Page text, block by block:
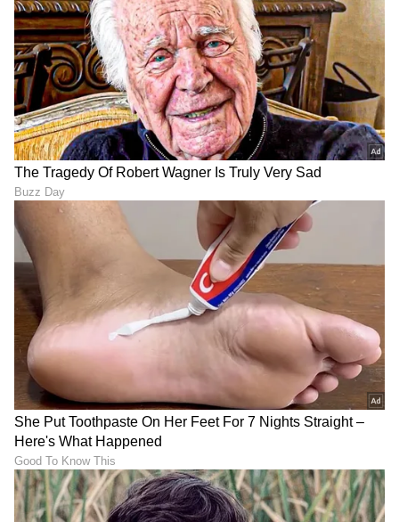
* ನಾಡಿನ ಇತಿಹಾಸದಲ್ಲಿಯೇ ಅತಿಹೆಚ್ಚು ಬಜೆಟ್‌ಗಳನ್ನು
ಮಂಡಿಸುವ ಅವಕಾಶ ಲಭ್ಯವಾಗಿದ್ದರ ಬಗ್ಗೆ ನನಗೆ ತೃಪ್ತಿ ಇದೆ.
ನಾನು ಮಂಡಿಸಿದ ಹದಿನೇಳು ಬಜೆಟ್‌ಗಳಲ್ಲಿಯೂ ಸಾಮಾಜಿಕ
ನ್ಯಾಯ ಹಾಗೂ ಅಭಿವೃದ್ಧಿಪರವಾದ ಯೋಜನೆಗಳಿಗೆ ಸಮಾನ
ಪ್ರಾಶಸ್ತ್ಯವನ್ನು ನೀಡಿದ್ದೇನೆ.
- ನಾಡು ಕಂಡ ಸುದೀರ್ಘ ಅವಧಿಯ ಮುಖ್ಯಮಂತ್ರಿ ಎಂದು
ಇತಿಹಾಸದಲ್ಲಿ ದಾಖಲಾಗುವುದಕ್ಕಿಂತ ಹೆಚ್ಚಾಗಿ ನಾಡಿನ
ಅಭಿವೃದ್ಧಿಗೆ, ನಾಡಿನ ಜನತೆಯ ಏಳಿಗೆಗೆ ಕಾರಣವಾಗುವಂತಹ
ಮಹತ್ವದ ಯೋಜನೆಗಳನ್ನು ನೀಡಿದ ಮುಖ್ಯಮಂತ್ರಿ
ನಾನಾಗಬೇಕು ಎನ್ನುವ ಹಂಬಲದಿಂದ ಇಲ್ಲಿಯವರೆಗೆ
ಶ್ರದ್ಧೆಯಿಂದ ಕೆಲಸ ಮಾಡಿದ್ದೇನೆ.
* ಕರ್ನಾಟಕದ ಜನತೆ, ವಿಶೇಷವಾಗಿ ನಾಡಿನ
ಮೂಲೆಮೂಲೆಗಳಲ್ಲಿರುವ ದೀನದಲಿತರು, ದಮನಿತರು,
ದನಿಯಿಲ್ಲದವರು, ಅಶಕ್ತರು, ಸಾಮಾಜಿಕವಾಗಿ, ಆರ್ಥಿಕವಾಗಿ
ಹಿಂದುಳಿದವರು ನನ್ನನ್ನು ತಮ್ಮ ದನಿಯಾಗಿಸಿಕೊಂಡಿದ್ದಕ್ಕೆ
ನಾನು ಚಿರಋಣಿಯಾಗಿರುತ್ತೇನೆ. ಅವರು ನನ್ನಲ್ಲಿ ತುಂಬಿದ